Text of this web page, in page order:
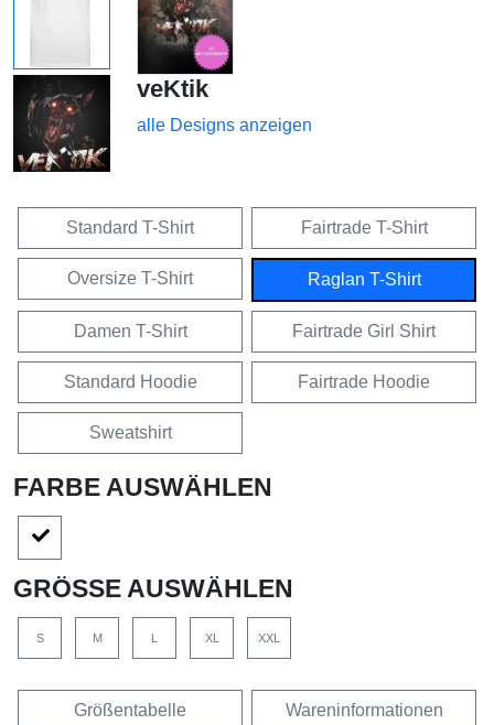
veKtik
alle Designs anzeigen
Standard T-Shirt Fairtrade T-Shirt
Oversize T-Shirt Raglan T-Shirt
Damen T-Shirt Fairtrade Girl Shirt
Standard Hoodie Fairtrade Hoodie
Sweatshirt
FARBE AUSWÄHLEN
GRÖSSE AUSWÄHLEN
S M L XL XXL
Größentabelle Wareninformationen